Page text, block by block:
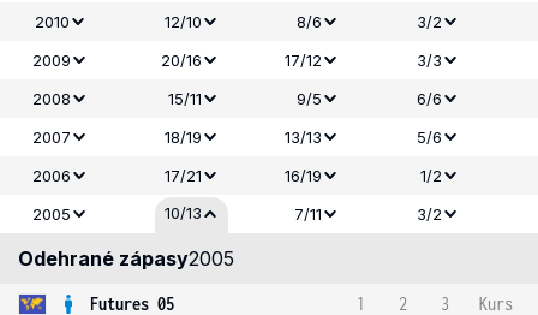
2010 12/10 8/6
3/2
2009
20/16 17/12
3/3
2008
15/11 9/5
6/6
2007
18/19 13/13
5/6
2006
17/21 16/19
1/2
2005
10/13 7/11 3/2
Odehrané zápasy2005
Futures 05 1 2 3
Kurs